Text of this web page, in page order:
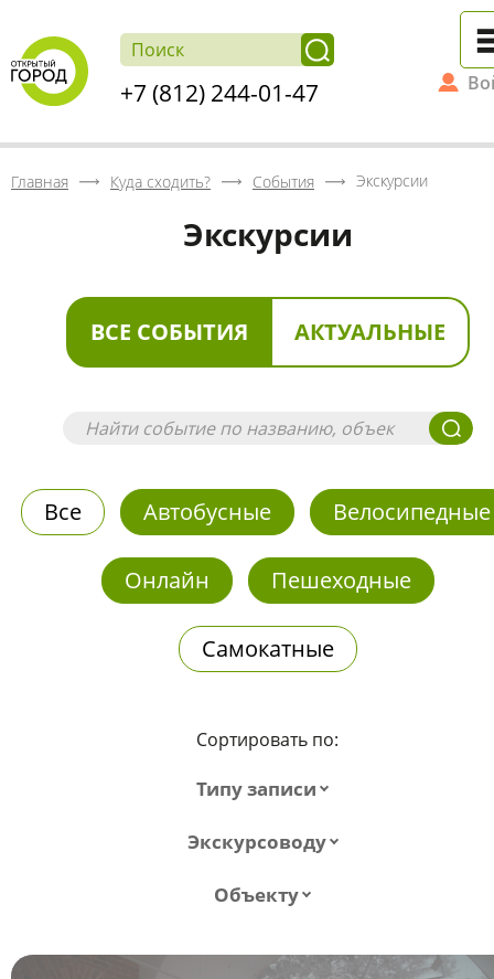
+7 (812) 244-01-47
Главная Куда сходить? События Экскурсии
Экскурсии
ВСЕ СОБЫТИЯ АКТУАЛЬНЫЕ
Все Автобусные Велосипедные
Онлайн Пешеходные
Самокатные
Сортировать по:
Типу записи
Экскурсоводу
Объекту